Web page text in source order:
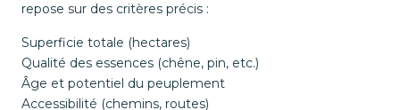
repose sur des critères précis :
Superficie totale (hectares)
Qualité des essences (chêne, pin, etc.)
Âge et potentiel du peuplement
Accessibilité (chemins, routes)